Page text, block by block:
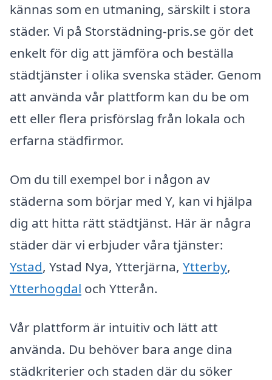
kännas som en utmaning, särskilt i stora
städer. Vi på Storstädning-pris.se gör det
enkelt för dig att jämföra och beställa
städtjänster i olika svenska städer. Genom
att använda vår plattform kan du be om
ett eller flera prisförslag från lokala och
erfarna städfirmor.
Om du till exempel bor i någon av
städerna som börjar med Y, kan vi hjälpa
dig att hitta rätt städtjänst. Här är några
städer där vi erbjuder våra tjänster:
Ystad, Ystad Nya, Ytterjärna, Ytterby,
Ytterhogdal och Ytterån.
Vår plattform är intuitiv och lätt att
använda. Du behöver bara ange dina
städkriterier och staden där du söker